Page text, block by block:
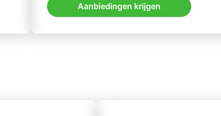
Aanbiedingen krijgen